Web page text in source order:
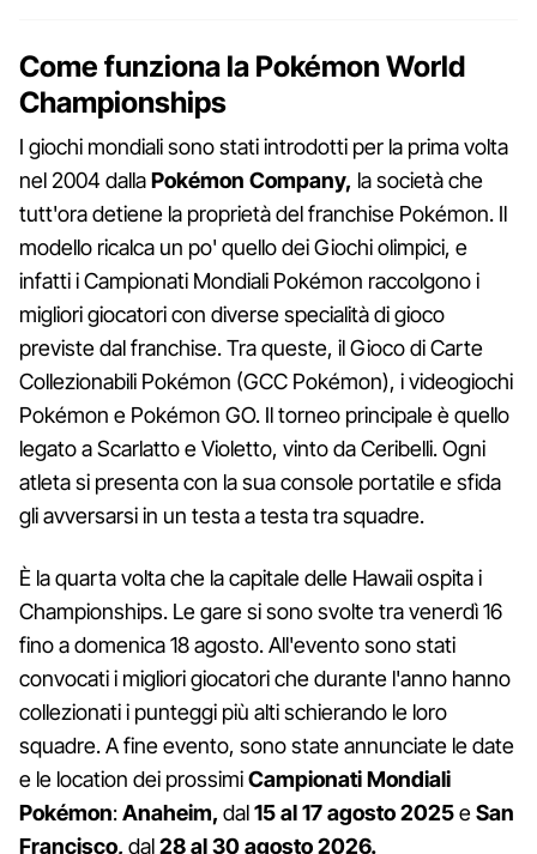
Come funziona la Pokémon World
Championships
I giochi mondiali sono stati introdotti per la prima volta
nel 2004 dallaPokémon Company, la società che
tutt'ora detiene la proprietà del franchise Pokémon. Il
modello ricalca un po' quello dei Giochi olimpici, e
infatti i Campionati Mondiali Pokémon raccolgono i
migliori giocatori con diverse specialità di gioco
previste dal franchise. Tra queste, il Gioco di Carte
Collezionabili Pokémon (GCC Pokémon), i videogiochi
Pokémon e Pokémon GO. Il torneo principale è quello
legato a Scarlatto e Violetto, vinto da Ceribelli. Ogni
atleta si presenta con la sua console portatile e sfida
gli avversarsi in un testa a testa tra squadre.
È la quarta volta che la capitale delle Hawaii ospita i
Championships. Le gare si sono svolte tra venerdì 16
fino a domenica 18 agosto. All'evento sono stati
convocati i migliori giocatori che durante l'anno hanno
collezionati i punteggi più alti schierando le loro
squadre. A fine evento, sono state annunciate le date
e le location dei prossimiCampionati Mondiali
Pokémon:Anaheim, dal15 al 17 agosto 2025eSan
Francisco, dal28 al 30 agosto 2026.